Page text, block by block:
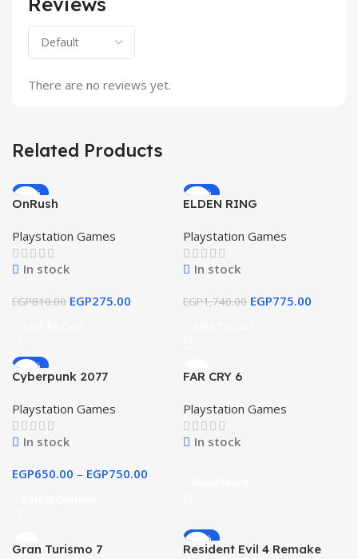
There are no reviews yet.
Related Products
-66%
OnRush
Playstation Games
In stock
EGP810.00 EGP275.00
-55%
ELDEN RING
Playstation Games
In stock
EGP1,740.00 EGP775.00
-48%
Cyberpunk 2077
Playstation Games
In stock
EGP650.00 – EGP750.00
FAR CRY 6
Playstation Games
In stock
Gran Turismo 7
-76%
Resident Evil 4 Remake